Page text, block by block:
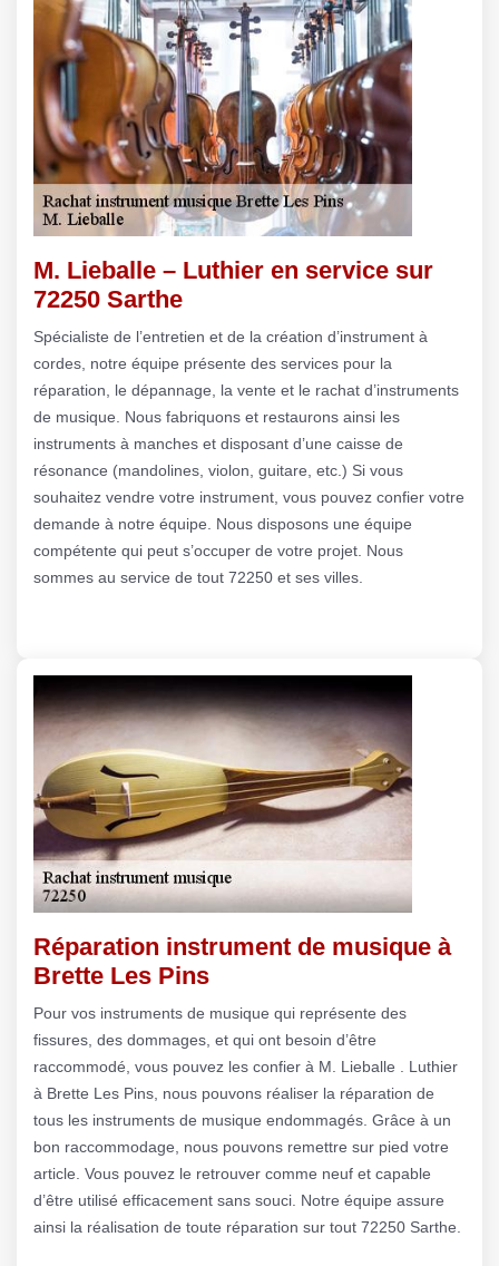
M. Lieballe – Luthier en service sur
72250 Sarthe
Spécialiste de l’entretien et de la création d’instrument à
cordes, notre équipe présente des services pour la
réparation, le dépannage, la vente et le rachat d’instruments
de musique. Nous fabriquons et restaurons ainsi les
instruments à manches et disposant d’une caisse de
résonance (mandolines, violon, guitare, etc.) Si vous
souhaitez vendre votre instrument, vous pouvez confier votre
demande à notre équipe. Nous disposons une équipe
compétente qui peut s’occuper de votre projet. Nous
sommes au service de tout 72250 et ses villes.
Réparation instrument de musique à
Brette Les Pins
Pour vos instruments de musique qui représente des
fissures, des dommages, et qui ont besoin d’être
raccommodé, vous pouvez les confier à M. Lieballe . Luthier
à Brette Les Pins, nous pouvons réaliser la réparation de
tous les instruments de musique endommagés. Grâce à un
bon raccommodage, nous pouvons remettre sur pied votre
article. Vous pouvez le retrouver comme neuf et capable
d’être utilisé efficacement sans souci. Notre équipe assure
ainsi la réalisation de toute réparation sur tout 72250 Sarthe.